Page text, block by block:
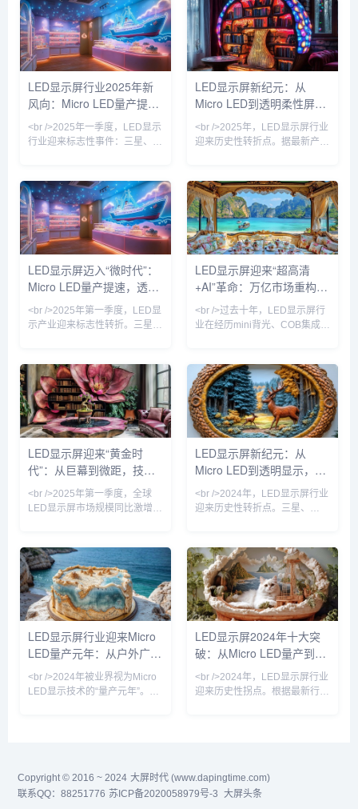
同比增长18.6%，其中小间距及
Micro LED产品增速高达45%，
成为拉动市场增长的核心引擎。
在政策端，“新基建”与“百城千
屏”项目持续落地，户外超高清
显示需求激增；在技术端，
Mini/Micro LED芯片制造工艺良
动单位制造成本下降约30%。三
星、LG及国内头部厂商京东
方、利亚德相继发布消费级
Micro LED透明电视，像素间距
突破0.3mm，亮度达到
10000nits，在强光环境下依然
保持高对比度。与此同时，
速渗透
LED显示屏行业2025年新
风向：Micro LED量产提
速，透明屏引爆户外广告革
命
<br />2025年一季度，LED显示
行业迎来标志性事件：三星、
95%，成本较两年前下降
60%。这意味着曾被视作“下一
代显示技术”的Micro LED，正式
从实验室走向规模化商用。与传
统的LCD和OLED相比，Micro
LED在亮度、响应速度和寿命上
具有压倒性优势，尤其适合户外
强光环境下的超高清显示。业内
LED显示屏新纪元：从
Micro LED到透明柔性屏，
2025年技术革命如何重塑
视觉产业
<br />2025年，LED显示屏行业
迎来历史性转折点。据最新产业
99.9%，单颗成本下降40%，这
意味着困扰行业十年的“量产魔
咒”正式解除。与传统的LCD和
OLED相比，Micro LED在亮
度、寿命和响应速度上实现了数
量级提升，尤其是在户外强光环
境下，其20000尼特以上的峰值
亮度让画面依然清晰锐利。业内
LED显示屏迈入“微时代”：
Micro LED量产提速，透明
屏与虚拟拍摄引爆新场景
<br />2025年第一季度，LED显
示产业迎来标志性转折。三星、
片良率突破99.99%，巨量转移
效率提升至每小时200万颗。这
意味着困扰行业十年的“成本悬
崖”开始松动——以P0.4以下间
距产品为例，单位面积造价较去
年同期下降37%，首次低于同规
格OLED商用拼接屏。行业分析
师指出，Micro LED不再是“概念
LED显示屏迎来“超高清
+AI”革命：万亿市场重构进
行时
<br />过去十年，LED显示屏行
业在经历mini背光、COB集成封
星、索尼与国内京东方、利亚德
相继宣布Micro LED芯片良率突
破99.99%，像素点间距进入
P0.3以下微米级时代。这意味
着，LED显示屏首次能在保持无
缝拼接优势的同时，实现堪比
OLED的对比度与色彩表现，且
功耗降低40%以上。行业分析师
LED显示屏迎来“黄金时
代”：从巨幕到微距，技术
革命重塑视觉产业
<br />2025年第一季度，全球
LED显示屏市场规模同比激增
广告牌的全面升级与影视虚拟制
作棚的井喷式扩张。在纽约时代
广场，一块面积超过2000平方
米的裸眼3D LED屏刚刚刷新了
吉尼斯世界纪录；而在好莱坞，
超过60%的绿幕影棚已替换为
LED虚拟背景墙。业内分析师指
出，LED显示屏正从“显示工具”
面积产值较五年
LED显示屏新纪元：从
Micro LED到透明显示，
2024年技术革命如何重塑
视觉产业
<br />2024年，LED显示屏行业
迎来历史性转折点。三星、
关键节点，而苹果手表率先采用
Micro LED面板的消息更让整个
产业链沸腾。据《华尔街日报》
获得的供应链数据，Micro LED
芯片成本在过去12个月中下降
了42%，远超行业年初预测的
25%。这意味着，曾经被视为
“天价”的Micro LED电视，零售
LED显示屏行业迎来Micro
LED量产元年：从户外广告
到虚拟影棚的颠覆性变革
<br />2024年被业界视为Micro
LED显示技术的“量产元年”。最
比，Micro LED在亮度、响应速
度和功耗方面具有压倒性优势，
LED显示屏2024年十大突
破：从Micro LED量产到AI
驱动数字户外广告的革命性
蜕变
<br />2024年，LED显示屏行业
迎来历史性拐点。根据最新行业
LED，如今已出现在高端商用显
示、车载AR-HUD乃至可穿戴设
Copyright © 2016 ~ 2024 大屏时代 (www.dapingtime.com)
联系QQ：88251776 苏ICP备2020058979号-3 大屏头条